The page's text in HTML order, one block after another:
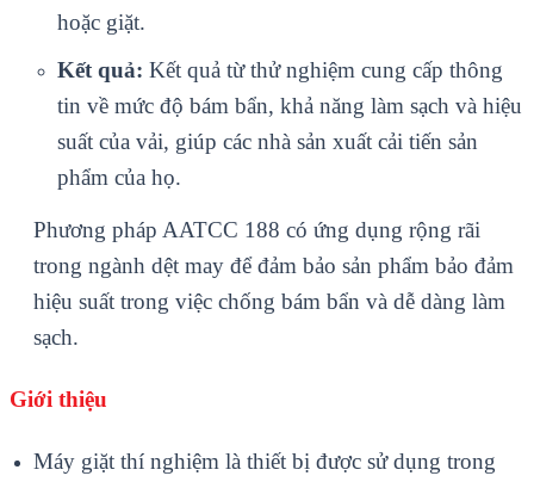
hoặc giặt.
Kết quả: Kết quả từ thử nghiệm cung cấp thông
tin về mức độ bám bẩn, khả năng làm sạch và hiệu
suất của vải, giúp các nhà sản xuất cải tiến sản
phẩm của họ.
Phương pháp AATCC 188 có ứng dụng rộng rãi
trong ngành dệt may để đảm bảo sản phẩm bảo đảm
hiệu suất trong việc chống bám bẩn và dễ dàng làm
sạch.
Giới thiệu
Máy giặt thí nghiệm là thiết bị được sử dụng trong